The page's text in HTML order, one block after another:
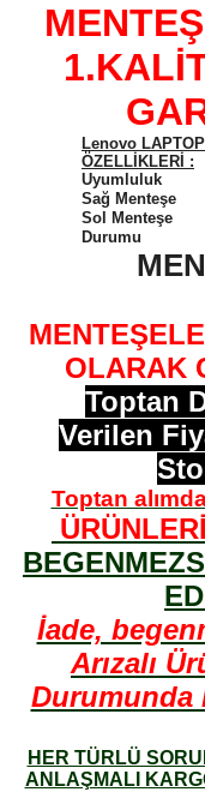
Lenovo
ÖZELLİKLERİ :
Uyumluluk
Sağ Menteşe
Sol Menteşe
Durumu
OLARAK
Toptan
Verilen
Toptan
İade,
Arızalı
Durumunda
HER TÜRLÜ
ANLAŞMALI